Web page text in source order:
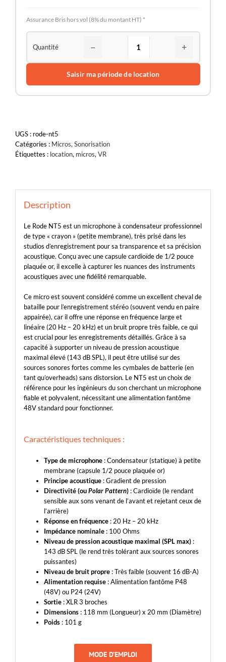
Assurance Bris hors vol (8% du montant HT) *
− +
Saisir ma période de location
UGS : rode-nt5
Catégories : Micros, Sonorisation
Étiquettes : location, micros, VR
Description
Le Rode NT5 est un microphone à condensateur professionnel
de type « crayon » (petite membrane), très prisé dans les
studios d’enregistrement pour sa transparence et sa précision
acoustique. Conçu avec une capsule cardioïde de 1/2 pouce
plaquée or, il excelle à capturer les nuances des instruments
acoustiques avec une fidélité remarquable.
Ce micro est souvent considéré comme un excellent cheval de
bataille pour l’enregistrement stéréo (souvent vendu en paire
appairée), car il offre une réponse en fréquence large et
linéaire (20 Hz – 20 kHz) et un bruit propre très faible, ce qui
est crucial pour les enregistrements détaillés. Grâce à sa
capacité à supporter un niveau de pression acoustique
maximal élevé (143 dB SPL), il peut être utilisé sur des
sources sonores fortes comme les cymbales de batterie (en
tant qu’overheads) sans distorsion. Le NT5 est un choix de
référence pour les ingénieurs du son cherchant un microphone
fiable et polyvalent, nécessitant une alimentation fantôme
48V standard pour fonctionner.
Caractéristiques techniques :
Type de microphone: Condensateur (statique) à petite
membrane (capsule 1/2 pouce plaquée or)
Principe acoustique: Gradient de pression
Directivité (ouPolar Pattern): Cardioïde (le rendant
sensible aux sons venant de l’avant et rejetant ceux de
l’arrière)
Réponse en fréquence: 20 Hz – 20 kHz
Impédance nominale: 100 Ohms
Niveau de pression acoustique maximal (SPL max):
143 dB SPL (le rend très tolérant aux sources sonores
puissantes)
Niveau de bruit propre: Très faible (souvent 16 dB-A)
Alimentation requise: Alimentation fantôme P48
(48V) ou P24 (24V)
Sortie: XLR 3 broches
Dimensions: 118 mm (Longueur) x 20 mm (Diamètre)
Poids: 101 g
MODE D’EMPLOI